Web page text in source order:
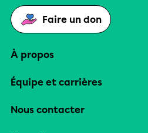
Faire un don
À propos
Équipe et carrières
Nous contacter